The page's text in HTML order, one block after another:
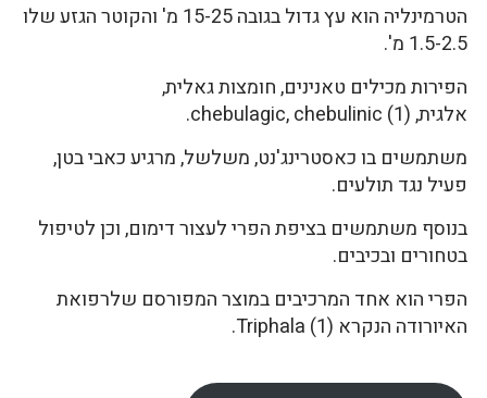
הטרמינליה הוא עץ גדול בגובה 15-25 מ' והקוטר הגזע שלו
1.5-2.5 מ'.
הפירות מכילים טאנינים, חומצות גאלית,
אלגית, chebulagic, chebulinic (1).
משתמשים בו כאסטרינג'נט, משלשל, מרגיע כאבי בטן,
פעיל נגד תולעים.
בנוסף משתמשים בציפת הפרי לעצור דימום, וכן לטיפול
בטחורים ובכיבים.
הפרי הוא אחד המרכיבים במוצר המפורסם שלרפואת
האיורודה הנקרא Triphala (1).